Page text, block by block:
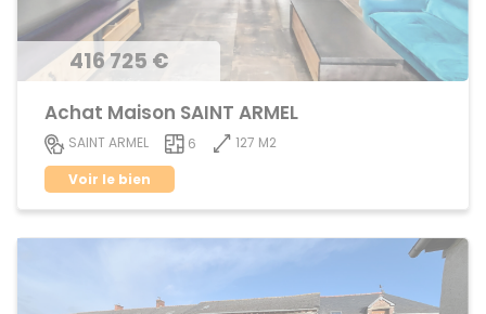
416 725 €
Achat Maison SAINT ARMEL
SAINT ARMEL 6
127 M2
Voir le bien